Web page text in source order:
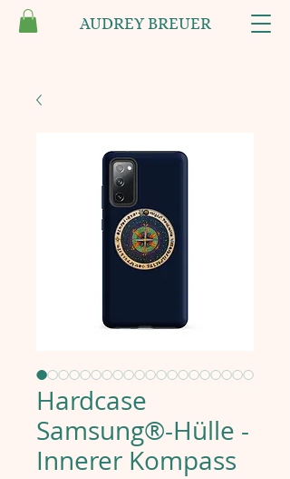
AUDREY BREUER
Hardcase
Samsung®-Hülle -
Innerer Kompass